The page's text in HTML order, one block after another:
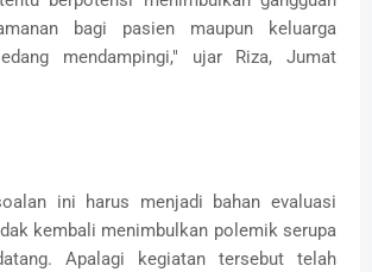
bagi pasien maupun keluarga
mendampingi," ujar Riza, Jumat
ini harus menjadi bahan evaluasi
kembali menimbulkan polemik serupa
Apalagi kegiatan tersebut telah